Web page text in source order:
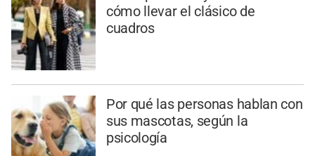
cómo llevar el clásico de
cuadros
Por qué las personas hablan con
sus mascotas, según la
psicología